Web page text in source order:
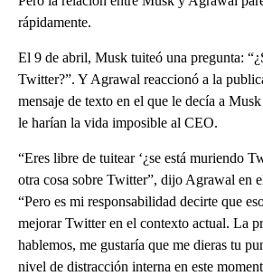
rápidamente.
El 9 de abril, Musk tuiteó una pregunta:
Twitter?”. Y Agrawal reaccionó a la
mensaje de texto en el que le decía a
le harían la vida imposible al CEO.
“Eres libre de tuitear ‘¿se está muriendo
otra cosa sobre Twitter”, dijo Agrawal en
“Pero es mi responsabilidad decirte que
mejorar Twitter en el contexto actual. La
hablemos, me gustaría que me dieras tu
nivel de distracción interna en este